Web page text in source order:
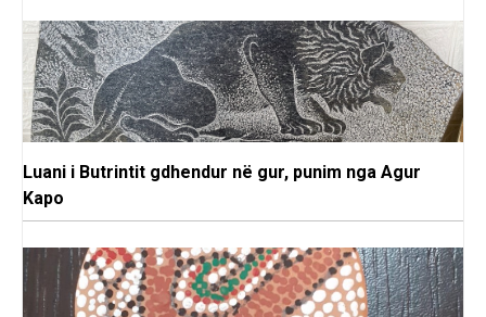
Luani i Butrintit gdhendur në gur, punim nga Agur
Kapo